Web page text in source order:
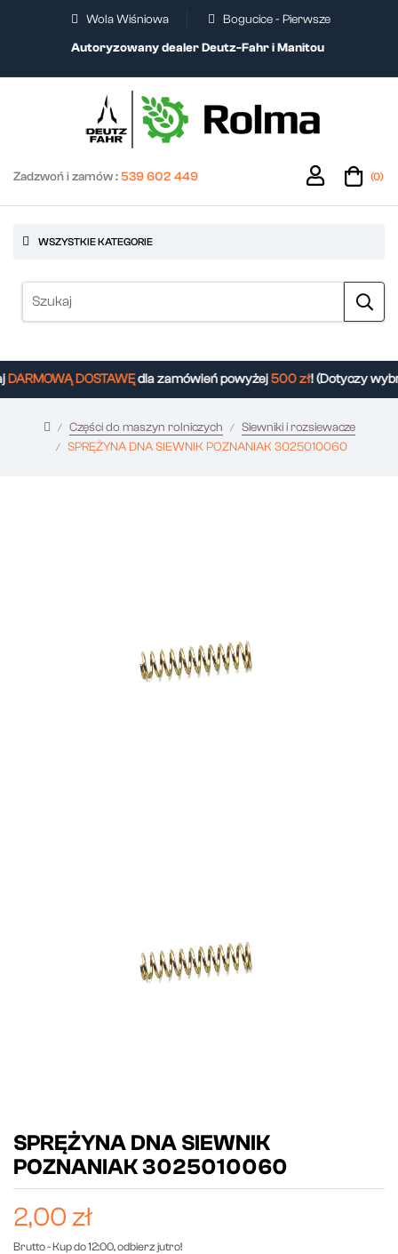
Wola Wiśniowa
Bogucice - Pierwsze
Autoryzowany dealer Deutz-Fahr i Manitou
Zadzwoń i zamów :539 602 449 (0)
WSZYSTKIE KATEGORIE
DOSTAWĘdla zamówień powyżej500 zł! (Dotyczy
Części do maszyn rolniczych
Siewniki i rozsiewacze
SPRĘŻYNA DNA SIEWNIK POZNANIAK 3025010060
SPRĘŻYNA DNA SIEWNIK
POZNANIAK 3025010060
2,00 zł
Brutto- Kup do 12:00, odbierz jutro!